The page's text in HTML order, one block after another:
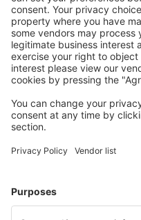
Suunnittele matkasi
Halvat lennot
Kaupunkilomat
Lomamatkat
Majoitus
Lento+Hotelli
Hotellit
Kuljetukset
Lue lisää